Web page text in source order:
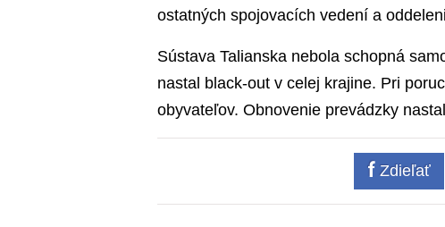
ostatných spojovacích vedení a
Sústava Talianska nebola schopná
nastal black-out v celej krajine. Pri
obyvateľov. Obnovenie prevádzky
Zdieľať